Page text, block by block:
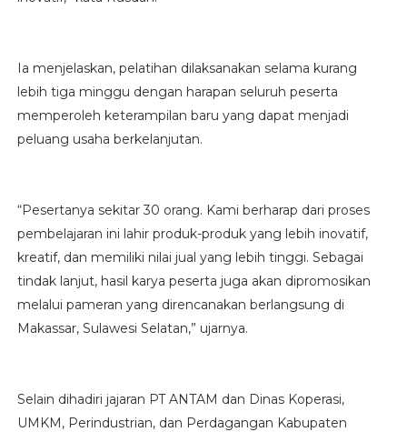
Ia menjelaskan, pelatihan dilaksanakan selama kurang
lebih tiga minggu dengan harapan seluruh peserta
memperoleh keterampilan baru yang dapat menjadi
peluang usaha berkelanjutan.
“Pesertanya sekitar 30 orang. Kami berharap dari proses
pembelajaran ini lahir produk-produk yang lebih inovatif,
kreatif, dan memiliki nilai jual yang lebih tinggi. Sebagai
tindak lanjut, hasil karya peserta juga akan dipromosikan
melalui pameran yang direncanakan berlangsung di
Makassar, Sulawesi Selatan,” ujarnya.
Selain dihadiri jajaran PT ANTAM dan Dinas Koperasi,
UMKM, Perindustrian, dan Perdagangan Kabupaten